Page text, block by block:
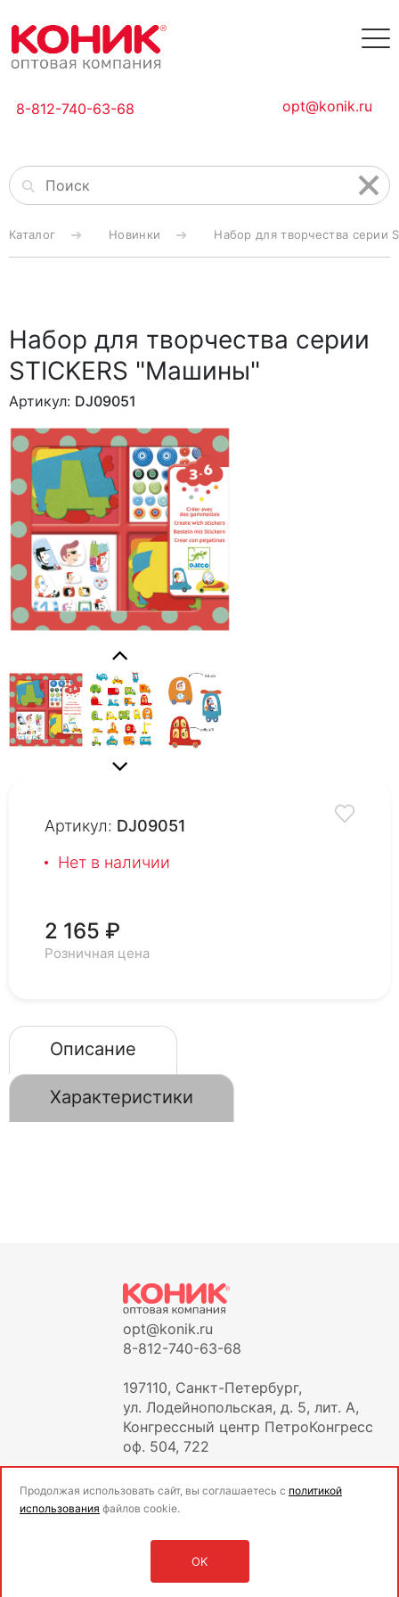
8-812-740-63-68 opt@konik.ru
Каталог Новинки Набор для творчества серии
Набор для творчества серии
STICKERS "Машины"
Артикул: DJ09051
Артикул: DJ09051
Нет в наличии
2 165 ₽
Розничная цена
Описание
Характеристики
opt@konik.ru
8-812-740-63-68
197110, Санкт-Петербург,
ул. Лодейнопольская, д. 5, лит. А,
Конгрессный центр ПетроКонгресс
оф. 504, 722
Оставить заявку
Продолжая использовать сайт, вы соглашаетесь с политикой
использования файлов cookie.
OK